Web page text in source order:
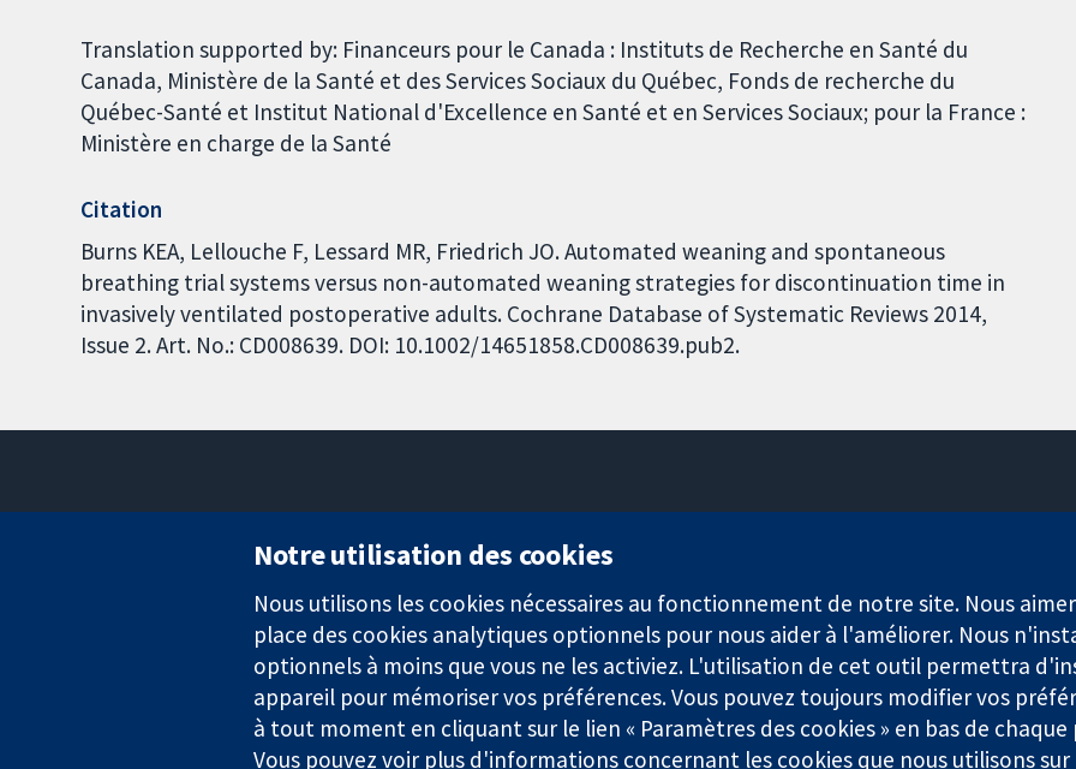
Translation supported by: Financeurs pour le Canada : Instituts de Recherche en Santé du
Canada, Ministère de la Santé et des Services Sociaux du Québec, Fonds de recherche du
Québec-Santé et Institut National d'Excellence en Santé et en Services Sociaux; pour la France :
Ministère en charge de la Santé
Citation
Burns KEA, Lellouche F, Lessard MR, Friedrich JO. Automated weaning and spontaneous
breathing trial systems versus non-automated weaning strategies for discontinuation time in
invasively ventilated postoperative adults. Cochrane Database of Systematic Reviews 2014,
Issue 2. Art. No.: CD008639. DOI: 10.1002/14651858.CD008639.pub2.
Londres
Royaume-Uni
La Collaboration Cochrane est une association caritative (n° 1045921) et une société à responsabilité limitée par garantie (n°
Notre utilisation des cookies
Nous utilisons les cookies nécessaires au fonctionnement de notre site. Nous
place des cookies analytiques optionnels pour nous aider à l'améliorer. Nous
optionnels à moins que vous ne les activiez. L'utilisation de cet outil permettra
appareil pour mémoriser vos préférences. Vous pouvez toujours modifier vos
à tout moment en cliquant sur le lien « Paramètres des cookies » en bas de chaque
Vous pouvez voir plus d'informations concernant les cookies que nous utilisons